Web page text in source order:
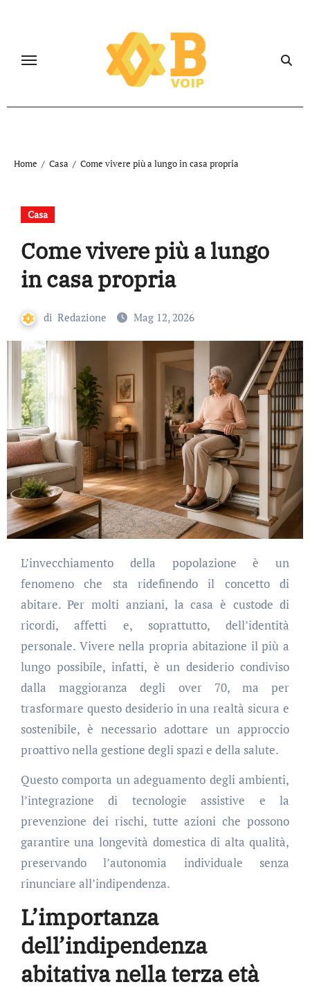
Home Casa Come vivere più a lungo in casa propria
Casa
Come vivere più a lungo
in casa propria
di Redazione Mag 12, 2026
L’invecchiamento della popolazione è un
fenomeno che sta ridefinendo il concetto di
abitare. Per molti anziani, la casa è custode di
ricordi, affetti e, soprattutto, dell’identità
personale. Vivere nella propria abitazione il più a
lungo possibile, infatti, è un desiderio condiviso
dalla maggioranza degli over 70, ma per
trasformare questo desiderio in una realtà sicura e
sostenibile, è necessario adottare un approccio
proattivo nella gestione degli spazi e della salute.
Questo comporta un adeguamento degli ambienti,
l’integrazione di tecnologie assistive e la
prevenzione dei rischi, tutte azioni che possono
garantire una longevità domestica di alta qualità,
preservando l’autonomia individuale senza
rinunciare all’indipendenza.
L’importanza
dell’indipendenza
abitativa nella terza età